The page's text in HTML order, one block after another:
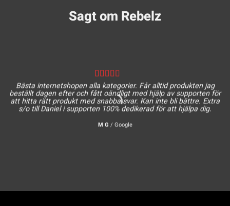
Sagt om Rebelz
Bästa internetshopen alla kategorier. Får alltid produkten jag
beställt dagen efter och fått oändligt med hjälp av supporten för
att hitta rätt produkt med snabba svar. Kan inte bli bättre. Extra
s/o till Daniel i supporten 100% dedikerad för att hjälpa dig.
M G / Google